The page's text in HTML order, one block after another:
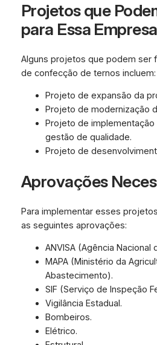
Projetos que
para Essa Empresa
Alguns projetos que podem ser
de confecção de ternos incluem:
Projeto de expansão da
Projeto de modernização
Projeto de
gestão de qualidade.
Projeto de
Aprovações
Para implementar esses
as seguintes aprovações:
ANVISA (Agência Nacional
MAPA (Ministério da
Abastecimento).
SIF (Serviço de Inspeção
Vigilância Estadual.
Bombeiros.
Elétrico.